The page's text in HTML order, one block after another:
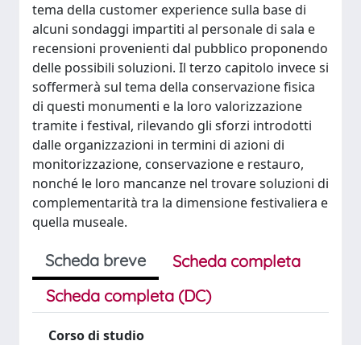
tema della customer experience sulla base di
alcuni sondaggi impartiti al personale di sala e
recensioni provenienti dal pubblico proponendo
delle possibili soluzioni. Il terzo capitolo invece si
soffermerà sul tema della conservazione fisica
di questi monumenti e la loro valorizzazione
tramite i festival, rilevando gli sforzi introdotti
dalle organizzazioni in termini di azioni di
monitorizzazione, conservazione e restauro,
nonché le loro mancanze nel trovare soluzioni di
complementarità tra la dimensione festivaliera e
quella museale.
Scheda breve
Scheda completa
Scheda completa (DC)
Corso di studio